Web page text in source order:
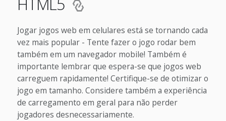
Jogar jogos web em celulares está se tornando cada
vez mais popular - Tente fazer o jogo rodar bem
também em um navegador mobile! Também é
importante lembrar que espera-se que jogos web
carreguem rapidamente! Certifique-se de otimizar o
jogo em tamanho. Considere também a experiência
de carregamento em geral para não perder
jogadores desnecessariamente.